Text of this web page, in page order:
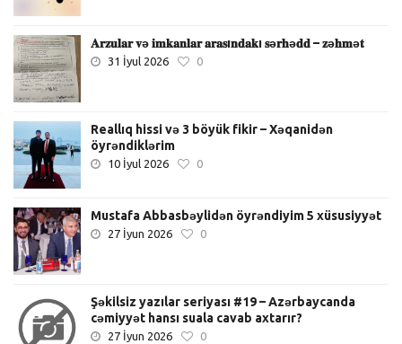
𝐀𝐫𝐳𝐮𝐥𝐚𝐫 𝐯ə 𝐢𝐦𝐤𝐚𝐧𝐥𝐚𝐫 𝐚𝐫𝐚𝐬ı𝐧𝐝𝐚𝐤ı 𝐬ə𝐫𝐡ə𝐝𝐝 – 𝐳ə𝐡𝐦ə𝐭
31 İyul 2026 0
Reallıq hissi və 3 böyük fikir – Xəqanidən
öyrəndiklərim
10 İyul 2026 0
Mustafa Abbasbəylidən öyrəndiyim 5 xüsusiyyət
27 İyun 2026 0
Şəkilsiz yazılar seriyası #19 – Azərbaycanda
cəmiyyət hansı suala cavab axtarır?
27 İyun 2026 0